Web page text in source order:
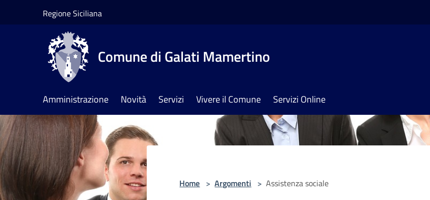
Regione Siciliana
Comune di Galati Mamertino
Amministrazione Novità Servizi Vivere il Comune Servizi Online
Home > Argomenti > Assistenza sociale